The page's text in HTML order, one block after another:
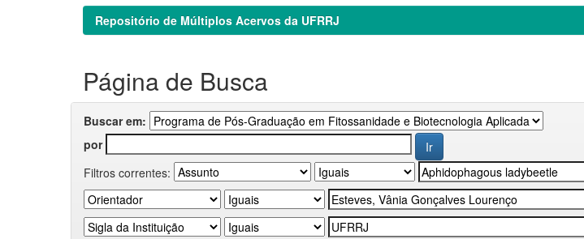
Repositório de Múltiplos Acervos da UFRRJ
Página de Busca
Buscar em:
por
Filtros correntes: